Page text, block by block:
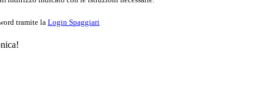
tramite la Login Spaggiari